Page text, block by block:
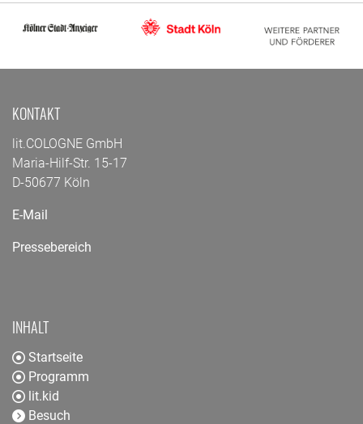
KONTAKT
lit.COLOGNE GmbH
Maria-Hilf-Str. 15-17
D-50677 Köln
E-Mail
Pressebereich
INHALT
Startseite
Programm
lit.kid
Besuch